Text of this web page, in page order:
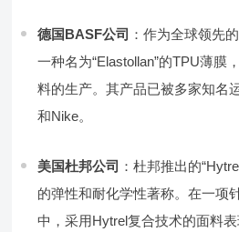
德国BASF公司 ：作为全球领先
一种名为“Elastollan”的TPU薄膜
料的生产。其产品已被多家知名
和Nike。
美国杜邦公司 ：杜邦推出的
的弹性和耐化学性著称。在一项
中，采用Hytrel复合技术的面料